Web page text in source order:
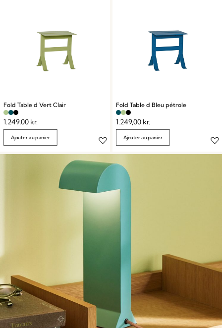
Fold Table d Vert Clair
1.249,00 kr.
Ajouter au panier
Fold Table d Bleu pétrole
1.249,00 kr.
Ajouter au panier